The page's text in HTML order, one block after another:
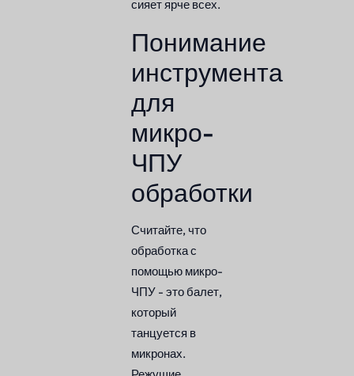
сияет ярче всех.
Понимание
инструмента
для
микро-
ЧПУ
обработки
Считайте, что
обработка с
помощью микро-
ЧПУ - это балет,
который
танцуется в
микронах.